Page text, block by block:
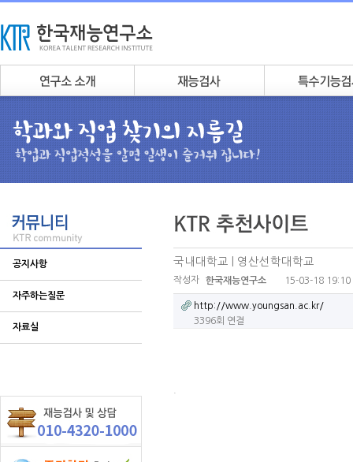
공지사항
자주하는질문
자료실
국내대학교 | 영산선학대학교
작성자 한국재능연구소 15-03-18 19:10
http://www.youngsan.ac.kr/
3396회 연결